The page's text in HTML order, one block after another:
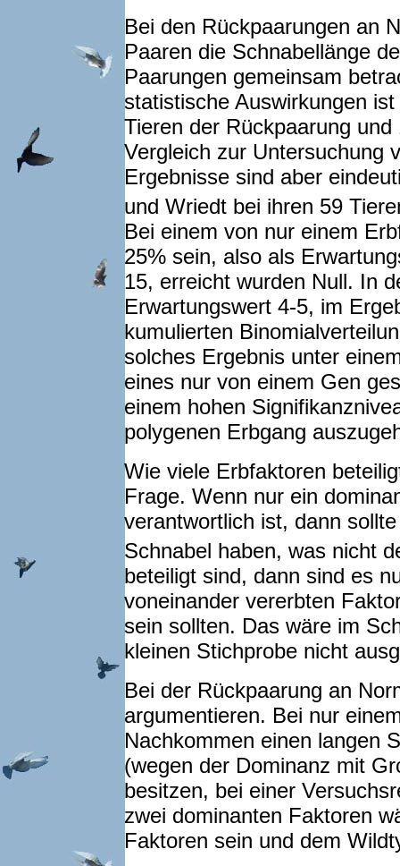
Bei den Rückpaarungen an
Paaren die Schnabellänge
Paarungen gemeinsam
statistische Auswirkungen
Tieren der Rückpaarung
Vergleich zur Untersuchung
Ergebnisse sind aber
und Wriedt bei ihren 59
Bei einem von nur einem
25% sein, also als
15, erreicht wurden Null. In
Erwartungswert 4-5, im
kumulierten
solches Ergebnis unter
eines nur von einem Gen
einem hohen
polygenen Erbgang
Wie viele Erbfaktoren
Frage. Wenn nur ein
verantwortlich ist, dann
Schnabel haben, was nicht
beteiligt sind, dann sind es
voneinander vererbten
sein sollten. Das wäre im
kleinen Stichprobe nicht
Bei der Rückpaarung an
argumentieren. Bei nur
Nachkommen einen langen
(wegen der Dominanz mit
besitzen, bei einer
zwei dominanten Faktoren
Faktoren sein und dem